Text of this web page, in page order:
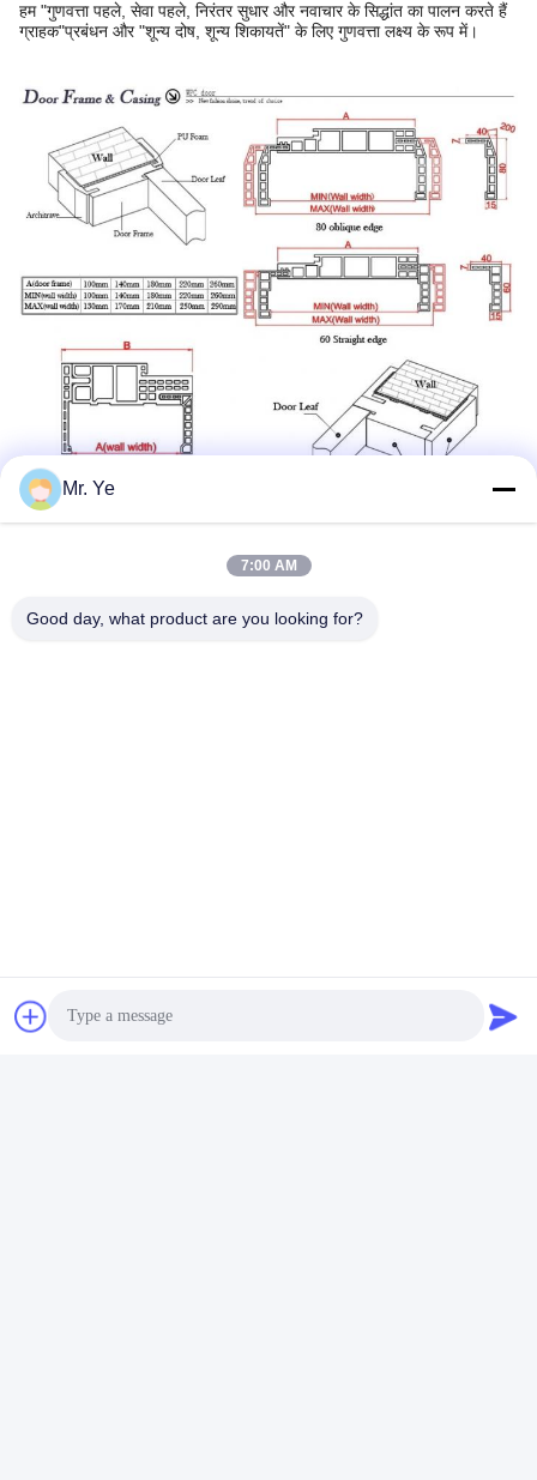
हम "गुणवत्ता पहले, सेवा पहले, निरंतर सुधार और नवाचार के सिद्धांत का पालन करते हैं
ग्राहक"प्रबंधन और "शून्य दोष, शून्य शिकायतें" के लिए गुणवत्ता लक्ष्य के रूप में।
Mr. Ye
7:00 AM
Good day, what product are you looking for?